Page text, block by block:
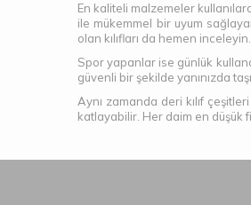
En kaliteli malzemeler
ile mükemmel bir uyum
olan kılıfları da hemen inceleyin.
Spor yapanlar ise günlük
güvenli bir şekilde yanınızda
Aynı zamanda deri kılıf
katlayabilir. Her daim en düşük